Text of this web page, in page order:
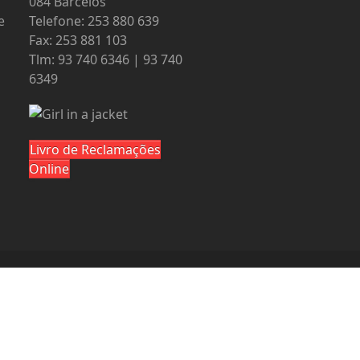
Telefone: 253 880 639
Fax: 253 881 103
Tlm: 93 740 6346 | 93 740
6349
Livro de Reclamações
Online